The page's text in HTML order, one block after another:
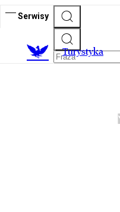
Serwisy
Turystyka